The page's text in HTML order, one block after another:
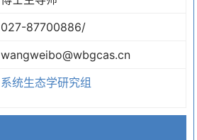
027-87700886/
wangweibo@wbgcas.cn
系统生态学研究组